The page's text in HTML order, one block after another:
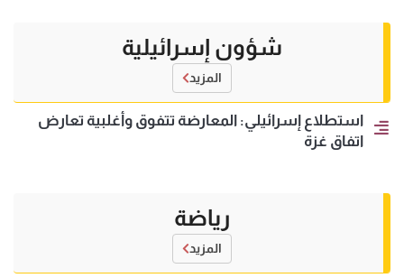
شؤون إسرائيلية
المزيد
استطلاع إسرائيلي: المعارضة تتفوق وأغلبية تعارض
اتفاق غزة
رياضة
المزيد